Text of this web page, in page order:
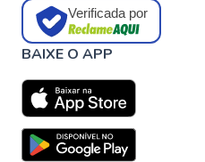
Verificada por
BAIXE O APP